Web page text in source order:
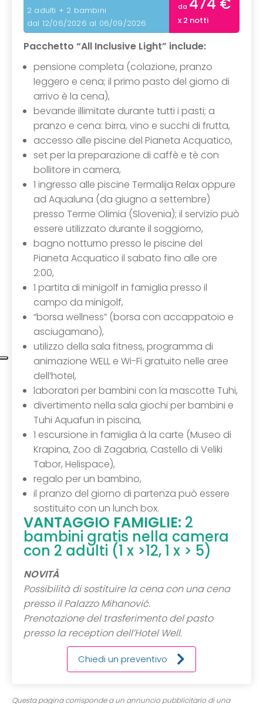
2 adulti + 2 bambini
dal 12/06/2026 al 06/09/2026
da 474 €
x 2 notti
Pacchetto “All Inclusive Light” include:
pensione completa (colazione, pranzo
leggero e cena; il primo pasto del giorno di
arrivo è la cena),
bevande illimitate durante tutti i pasti; a
pranzo e cena: birra, vino e succhi di frutta,
accesso alle piscine del Pianeta Acquatico,
set per la preparazione di caffè e tè con
bollitore in camera,
1 ingresso alle piscine Termalija Relax oppure
ad Aqualuna (da giugno a settembre)
presso Terme Olimia (Slovenia); il servizio può
essere utilizzato durante il soggiorno,
bagno notturno presso le piscine del
Pianeta Acquatico il sabato fino alle ore
2:00,
1 partita di minigolf in famiglia presso il
campo da minigolf,
“borsa wellness” (borsa con accappatoio e
asciugamano),
utilizzo della sala fitness, programma di
animazione WELL e Wi-Fi gratuito nelle aree
dell’hotel,
laboratori per bambini con la mascotte Tuhi,
divertimento nella sala giochi per bambini e
Tuhi Aquafun in piscina,
1 escursione in famiglia à la carte (Museo di
Krapina, Zoo di Zagabria, Castello di Veliki
Tabor, Helispace),
regalo per un bambino,
il pranzo del giorno di partenza può essere
sostituito con un lunch box.
VANTAGGIO FAMIGLIE: 2
bambini gratis nella camera
con 2 adulti (1 x >12, 1 x > 5)
NOVITÀ
Possibilità di sostituire la cena con una cena
presso il Palazzo Mihanović.
Prenotazione del trasferimento del pasto
presso la reception dell’Hotel Well.
Chiedi un preventivo
Questa pagina corrisponde a un annuncio pubblicitario di una